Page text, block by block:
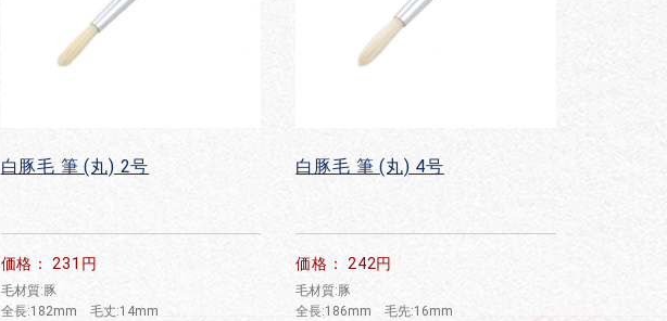
白豚毛 筆 (丸) 2号
価格： 231円
毛材質:豚
全長:182mm 毛丈:14mm
白豚毛 筆 (丸) 4号
価格： 242円
毛材質:豚
全長:186mm 毛先:16mm